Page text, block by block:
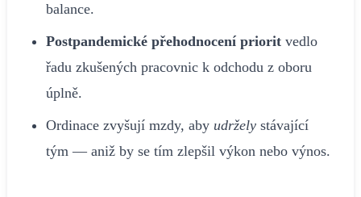
balance.
Postpandemické přehodnocení priorit vedlo
řadu zkušených pracovnic k odchodu z oboru
úplně.
Ordinace zvyšují mzdy, aby udržely stávající
tým — aniž by se tím zlepšil výkon nebo výnos.